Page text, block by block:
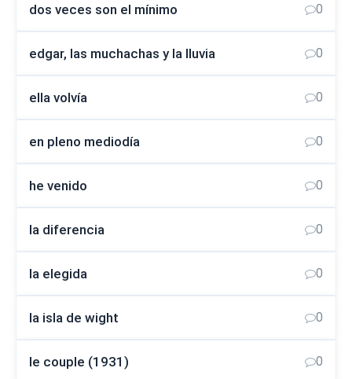
dos veces son el mínimo 0
edgar, las muchachas y la lluvia 0
ella volvía 0
en pleno mediodía 0
he venido 0
la diferencia 0
la elegida 0
la isla de wight 0
le couple (1931) 0